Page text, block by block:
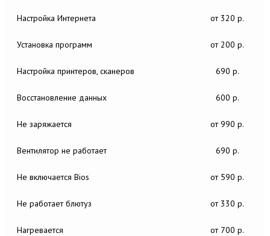
Настройка Интернета от 320 р.
Установка программ от 200 р.
Настройка принтеров, сканеров 690 р.
Восстановление данных 600 р.
Не заряжается от 990 р.
Вентилятор не работает 690 р.
Не включается Bios от 590 р.
Не работает блютуз от 330 р.
Нагревается от 700 р.